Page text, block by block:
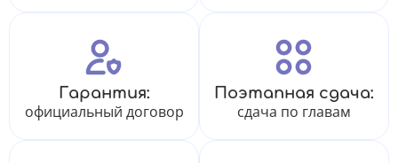
Гарантия:
официальный договор
Поэтапная сдача:
сдача по главам